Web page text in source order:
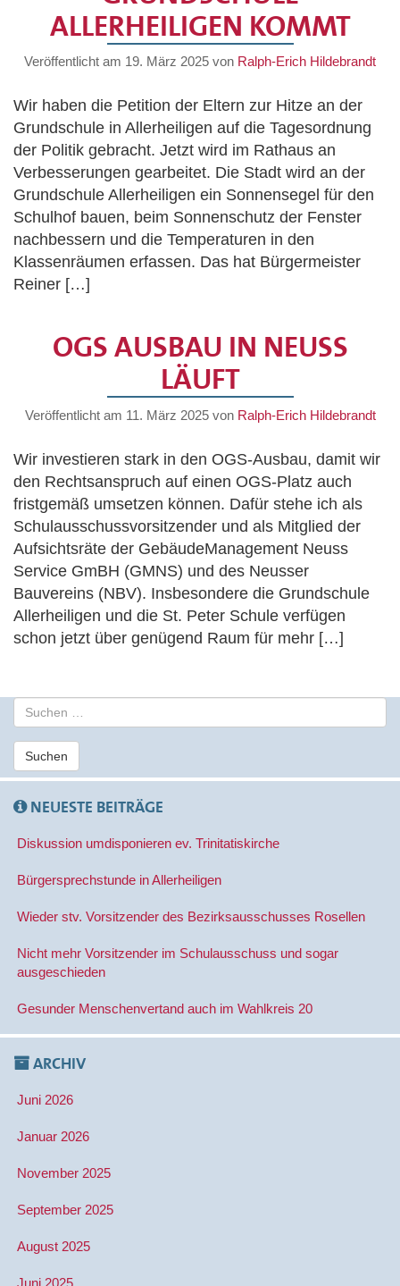
ALLERHEILIGEN KOMMT
Veröffentlicht am 19. März 2025 von Ralph-Erich Hildebrandt
Wir haben die Petition der Eltern zur Hitze an der
Grundschule in Allerheiligen auf die Tagesordnung
der Politik gebracht. Jetzt wird im Rathaus an
Verbesserungen gearbeitet. Die Stadt wird an der
Grundschule Allerheiligen ein Sonnensegel für den
Schulhof bauen, beim Sonnenschutz der Fenster
nachbessern und die Temperaturen in den
Klassenräumen erfassen. Das hat Bürgermeister
Reiner […]
OGS AUSBAU IN NEUSS
LÄUFT
Veröffentlicht am 11. März 2025von Ralph-Erich Hildebrandt
Wir investieren stark in den OGS-Ausbau, damit wir
den Rechtsanspruch auf einen OGS-Platz auch
fristgemäß umsetzen können. Dafür stehe ich als
Schulausschussvorsitzender und als Mitglied der
Aufsichtsräte der GebäudeManagement Neuss
Service GmBH (GMNS) und des Neusser
Bauvereins (NBV). Insbesondere die Grundschule
Allerheiligen und die St. Peter Schule verfügen
schon jetzt über genügend Raum für mehr […]
u
c
e
n
a
c
Suchen
NEUESTE BEITRÄGE
Diskussion umdisponieren ev. Trinitatiskirche
Bürgersprechstunde in Allerheiligen
Wieder stv. Vorsitzender des Bezirksausschusses Rosellen
Nicht mehr Vorsitzender im Schulausschuss und sogar
ausgeschieden
Gesunder Menschenvertand auch im Wahlkreis 20
ARCHIV
Juni 2026
Januar 2026
November 2025
September 2025
August 2025
Juni 2025